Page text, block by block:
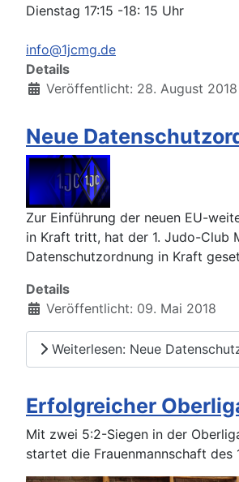
Dienstag 17:15 -18: 15 Uhr
info@1jcmg.de
Details
Veröffentlicht: 28. August 2018
Neue
Zur Einführung der neuen EU-
in Kraft tritt, hat der 1. Judo-Club
Datenschutzordnung in Kraft
Details
Veröffentlicht: 09. Mai 2018
Weiterlesen: Neue
Erfolgreicher
Mit zwei 5:2-Siegen in der
startet die Frauenmannschaft